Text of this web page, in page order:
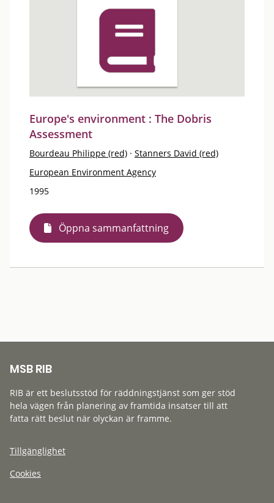
Europe's environment : The Dobris
Assessment
Bourdeau Philippe (red) · Stanners David (red)
European Environment Agency
1995
Öppna sammanfattning
MSB RIB
RIB är ett beslutsstöd för räddningstjänst som ger stöd
hela vägen från planering av framtida insatser till att
fatta rätt beslut när olyckan är framme.
Tillgänglighet
Cookies